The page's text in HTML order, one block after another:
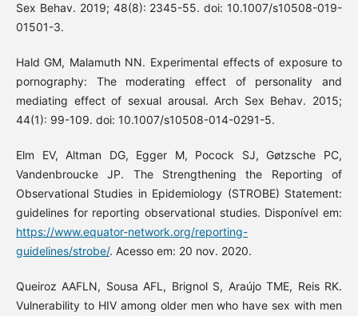
Sex Behav. 2019; 48(8): 2345-55. doi: 10.1007/s10508-019-
01501-3.
Hald GM, Malamuth NN. Experimental effects of exposure to
pornography: The moderating effect of personality and
mediating effect of sexual arousal. Arch Sex Behav. 2015;
44(1): 99-109. doi: 10.1007/s10508-014-0291-5.
Elm EV, Altman DG, Egger M, Pocock SJ, Gøtzsche PC,
Vandenbroucke JP. The Strengthening the Reporting of
Observational Studies in Epidemiology (STROBE) Statement:
guidelines for reporting observational studies. Disponível em:
https://www.equator-network.org/reporting-
guidelines/strobe/. Acesso em: 20 nov. 2020.
Queiroz AAFLN, Sousa AFL, Brignol S, Araújo TME, Reis RK.
Vulnerability to HIV among older men who have sex with men